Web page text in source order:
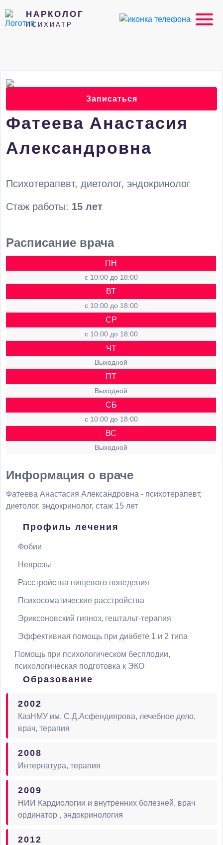
НАРКОЛОГ
ПСИХИАТР
Записаться
Фатеева Анастасия
Александровна
Психотерапевт, диетолог, эндокринолог
Стаж работы: 15 лет
Расписание врача
ПН
c 10:00 до 18:00
ВТ
c 10:00 до 18:00
СР
c 10:00 до 18:00
ЧТ
Выходной
ПТ
Выходной
СБ
c 10:00 до 18:00
ВС
Выходной
Информация о враче
Фатеева Анастасия Александровна - психотерапевт,
диетолог, эндокринолог, стаж 15 лет
Профиль лечения
Фобии
Неврозы
Расстройства пищевого поведения
Психосоматические расстройства
Эриксоновский гипноз, гештальт-терапия
Эффективная помощь при диабете 1 и 2 типа
Помощь при психологическом бесплодии,
психологическая подготовка к ЭКО
Образование
2002
КазНМУ им. С.Д.Асфендиярова, лечебное дело,
врач, терапия
2008
Интернатура, терапия
2009
НИИ Кардиологии и внутренних болезней, врач
ординатор , эндокринология
2012